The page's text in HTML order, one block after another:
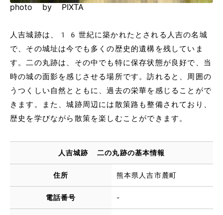
photo by PIXTA
人吉城跡は、16世紀に築かれたとされる人吉の名城
で、その城址は今でも多くの歴史的遺構を残していま
す。二の丸跡は、その中でも特に保存状態が良好で、当
時の城の面影を感じさせる場所です。訪れると、周囲の
うつくしい自然とともに、過去の栄華を感じることがで
きます。また、城跡周辺には散策路も整備されており、
歴史を学びながら散策を楽しむことができます。
人吉城跡 二の丸跡の基本情報
住所 熊本県人吉市麓町
電話番号 -